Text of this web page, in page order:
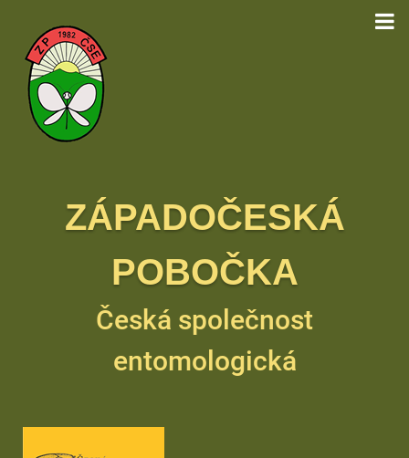
ZÁPADOČESKÁ
POBOČKA
Česká společnost
entomologická